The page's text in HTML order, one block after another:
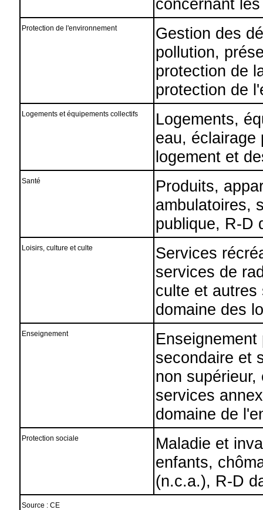
concernant
Protection de l'environnement
Gestion des
pollution,
protection de
protection de
Logements et équipements collectifs
Logements,
eau, éclairage
logement et
Santé
Produits,
ambulatoires,
publique, R-D
Loisirs, culture et culte
Services
services de
culte et autres
domaine des
Enseignement
secondaire et
non
services
domaine de
Protection sociale
Maladie et
enfants,
(n.c.a.), R-D
Source : CE